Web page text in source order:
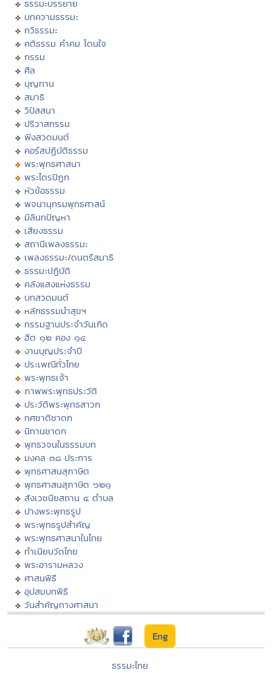
ธรรมะบรรยาย
บทความธรรมะ
กวีธรรมะ
คติธรรม คำคม โดนใจ
กรรม
ศีล
บุญทาน
สมาธิ
วิปัสสนา
ปริวาสกรรม
ฟังสวดมนต์
คอร์สปฏิบัติธรรม
พระพุทธศาสนา
พระไตรปิฏก
หัวข้อธรรม
พจนานุกรมพุทธศาสน์
มิลินทปัญหา
เสียงธรรม
สถานีเพลงธรรมะ
เพลงธรรมะ/ดนตรีสมาธิ
ธรรมะปฏิบัติ
คลังแสงแห่งธรรม
บทสวดมนต์
หลักธรรมนำสุขฯ
กรรมฐานประจำวันเกิด
ฮีต ๑๒ คอง ๑๔
งานบุญประจำปี
ประเพณีทั่วไทย
พระพุทธเจ้า
ภาพพระพุทธประวัติ
ประวัติพระพุทธสาวก
ทศชาติชาดก
นิทานชาดก
พุทธวจนในธรรมบท
มงคล ๓๘ ประการ
พุทธศาสนสุภาษิต
พุทธศาสนสุภาษิต ๖๒๑
สังเวชนียสถาน ๔ ตำบล
ปางพระพุทธรูป
พระพุทธรูปสำคัญ
พระพุทธศาสนาในไทย
ทำเนียบวัดไทย
พระอารามหลวง
ศาสนพิธี
อุปสมบทพิธี
วันสำคัญทางศาสนา
Eng
ธรรมะไทย